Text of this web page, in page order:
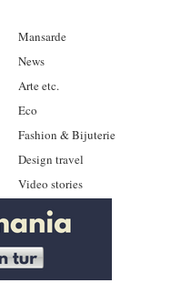
Mansarde
News
Arte etc.
Eco
Fashion & Bijuterie
Design travel
Video stories